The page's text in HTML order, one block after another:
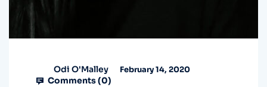
Odi O'Malley February 14, 2020
Comments (0)